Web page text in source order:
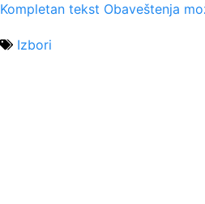
Kompletan tekst Obaveštenja
Izbori